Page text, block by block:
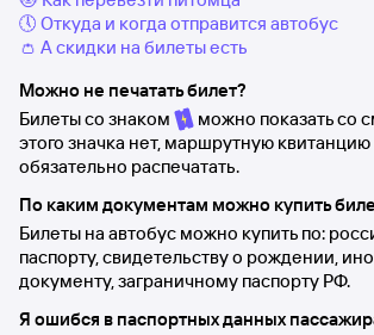
🕔 Откуда и когда отправится автобус
👛 А скидки на билеты есть
Можно не печатать билет?
Билеты со знаком
можно показать со
этого значка нет, маршрутную
обязательно распечатать.
По каким документам можно купить
Билеты на автобус можно купить по:
паспорту, свидетельству о рождении,
документу, заграничному паспорту РФ.
Я ошибся в паспортных данных